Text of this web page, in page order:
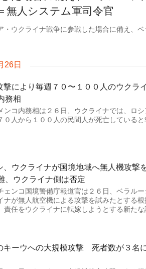
無人システム軍司令官
ウクライナ戦争に参戦した場合に備え、ベ
26日
撃により毎週７０〜１００人のウクライ
務相
ンコ内務相は２６日、ウクライナでは、ロシ
０人から１００人の民間人が死亡していると
、ウクライナが国境地域へ無人機攻撃
、ウクライナ側は否定
ェンコ国境警備庁報道官は２６日、ベラルー
ナが無人航空機による攻撃を試みたとする根
責任をウクライナに転嫁しようとする新たな
キーウへの大規模攻撃 死者数が３名